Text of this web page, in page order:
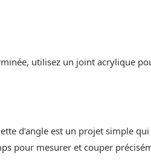
utilisez un joint acrylique
d’angle est un projet simple
pour mesurer et couper